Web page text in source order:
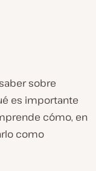
sobre
es importante
cómo, en
como